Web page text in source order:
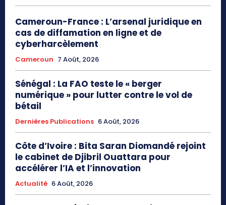
Cameroun-France : L’arsenal juridique en
cas de diffamation en ligne et de
cyberharcèlement
Cameroun 7 Août, 2026
Sénégal : La FAO teste le « berger
numérique » pour lutter contre le vol de
bétail
Dernières Publications 6 Août, 2026
Côte d’Ivoire : Bita Saran Diomandé rejoint
le cabinet de Djibril Ouattara pour
accélérer l’IA et l’innovation
Actualité 6 Août, 2026